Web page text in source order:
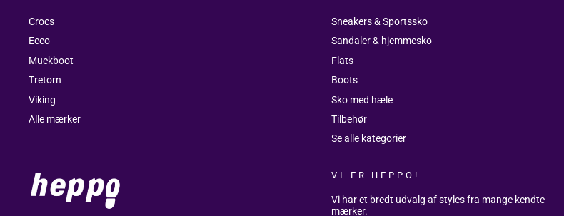
Crocs
Ecco
Muckboot
Tretorn
Viking
Alle mærker
Sneakers & Sportssko
Sandaler & hjemmesko
Flats
Boots
Sko med hæle
Tilbehør
Se alle kategorier
VI ER HEPPO!
Vi har et bredt udvalg af styles fra mange kendte
mærker.